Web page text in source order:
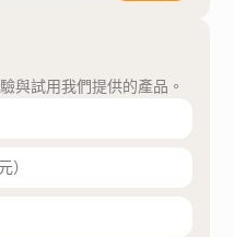
與試用我們提供的產品。